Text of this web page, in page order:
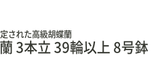
された高級胡蝶蘭
3本立 39輪以上 8号鉢